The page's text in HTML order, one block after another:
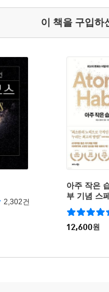
이 책을 구입하
2,302건
아주 작은
부 기념 스
12,600원